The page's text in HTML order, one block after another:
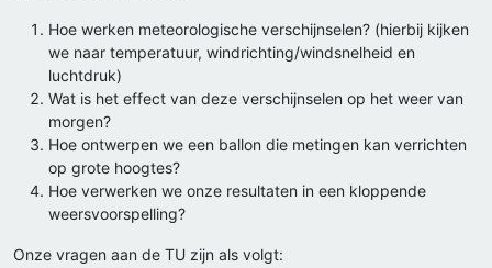
Hoe werken meteorologische verschijnselen? (hierbij kijken
we naar temperatuur, windrichting/windsnelheid en
luchtdruk)
Wat is het effect van deze verschijnselen op het weer van
morgen?
Hoe ontwerpen we een ballon die metingen kan verrichten
op grote hoogtes?
Hoe verwerken we onze resultaten in een kloppende
weersvoorspelling?
Onze vragen aan de TU zijn als volgt: